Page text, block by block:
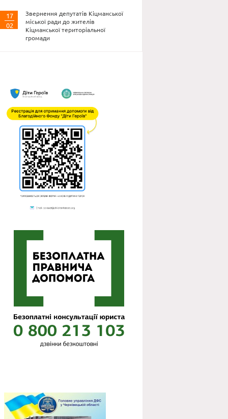
17
02
Звернення депутатів Кіцманської
міської ради до жителів
Кіцманської територіальної
громади